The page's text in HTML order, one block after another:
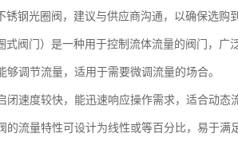
钢光圈阀，建议与供应商沟通，以确保选购
阀门）是一种用于控制流体流量的阀门，广
调节流量，适用于需要微调流量的场合。
速度较快，能迅速响应操作需求，适合动态
流量特性可设计为线性或等百分比，易于满